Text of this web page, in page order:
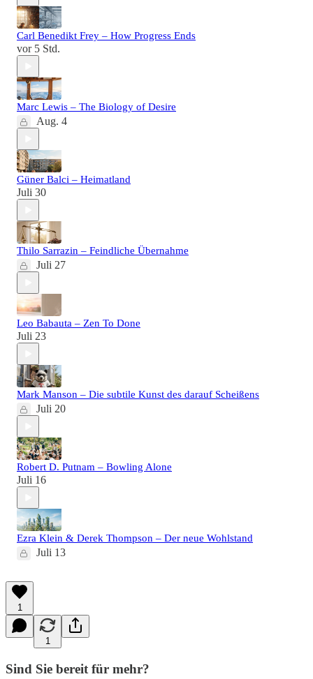
Carl Benedikt Frey – How Progress Ends
vor 5 Std.
Marc Lewis – The Biology of Desire
Aug. 4
Güner Balci – Heimatland
Juli 30
Thilo Sarrazin – Feindliche Übernahme
Juli 27
Leo Babauta – Zen To Done
Juli 23
Mark Manson – Die subtile Kunst des darauf Scheißens
Juli 20
Robert D. Putnam – Bowling Alone
Juli 16
Ezra Klein & Derek Thompson – Der neue Wohlstand
Juli 13
1
1
Sind Sie bereit für mehr?